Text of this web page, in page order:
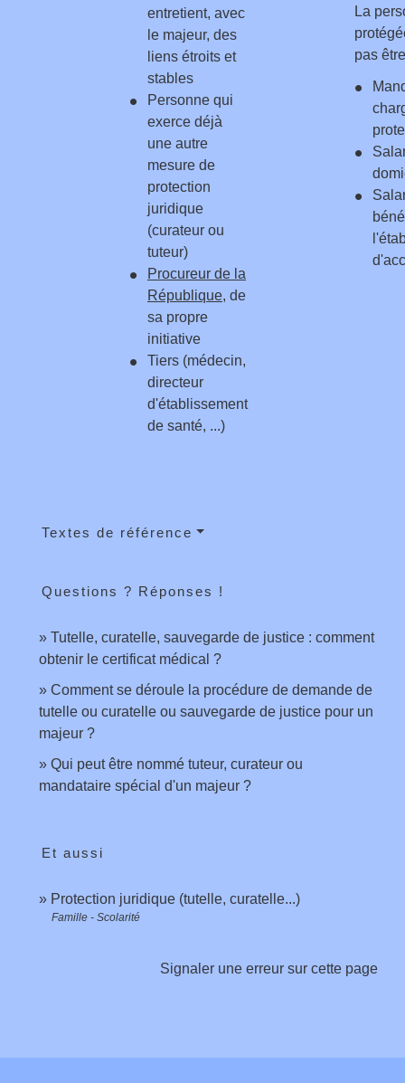
entretient, avec
le majeur, des
liens étroits et
stables
Personne qui
exerce déjà
une autre
mesure de
protection
juridique
(curateur ou
tuteur)
Procureur de la
République, de
sa propre
initiative
Tiers (médecin,
directeur
d'établissement
de santé, ...)
La
pas
Textes de référence
Questions ? Réponses !
Tutelle, curatelle, sauvegarde de justice : comment
obtenir le certificat médical ?
Comment se déroule la procédure de demande de
tutelle ou curatelle ou sauvegarde de justice pour un
majeur ?
Qui peut être nommé tuteur, curateur ou
mandataire spécial d'un majeur ?
Et aussi
Protection juridique (tutelle, curatelle...)
Famille - Scolarité
Signaler une erreur sur cette page